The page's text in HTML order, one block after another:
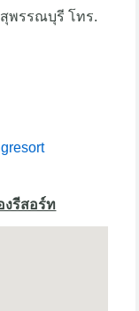
พรรณบุรี โทร.
งรีสอร์ท